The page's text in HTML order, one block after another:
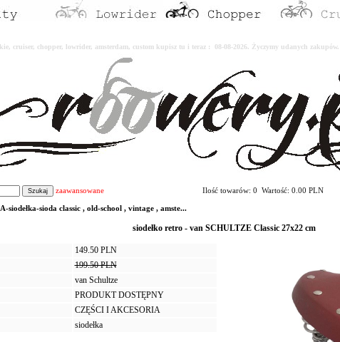
cruiser, chopper, lowrider, amsterdam, custom kupisz tu i teraz : 08-08-2026. Życzymy udanych zakupów.
zaawansowane Ilość towarów: 0 Wartość: 0.00 PLN
siodełka-sioda classic , old-school , vintage , amste...
siodełko retro - van SCHULTZE Classic 27x22 cm
149.50 PLN
199.50 PLN
van Schultze
PRODUKT DOSTĘPNY
CZĘŚCI I AKCESORIA
siodełka